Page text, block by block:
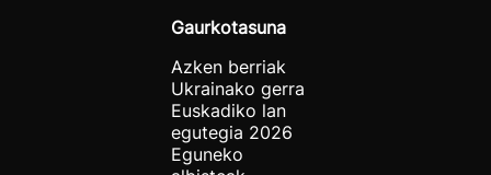
Gaurkotasuna
Azken berriak
Ukrainako gerra
Euskadiko lan
egutegia 2026
Eguneko